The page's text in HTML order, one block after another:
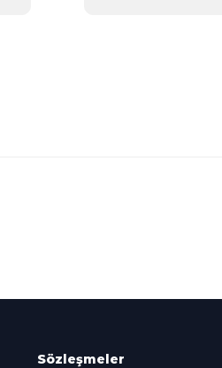
Sözleşmeler